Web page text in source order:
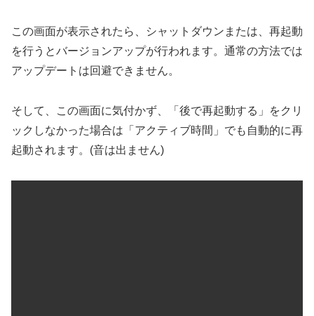
この画面が表示されたら、シャットダウンまたは、再起動
を行うとバージョンアップが行われます。通常の方法では
アップデートは回避できません。
そして、この画面に気付かず、「後で再起動する」をクリ
ックしなかった場合は「アクティブ時間」でも自動的に再
起動されます。(音は出ません)